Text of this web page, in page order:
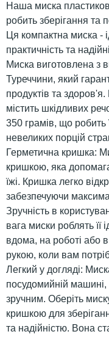
Наша миска
робить зберігання та
Ця компактна миска -
практичність та
Миска виготовлена з
Туреччини, який
продуктів та
містить шкідливих
350 грамів, що робить
невеликих порцій
Герметична кришка:
кришкою, яка
їжі. Кришка легко
забезпечуючи
Зручність в
вага миски роблять
вдома, на роботі або
рукою, коли вам
Легкий у догляді:
посудомийній машині,
зручним. Оберіть
кришкою для
та надійністю. Вона